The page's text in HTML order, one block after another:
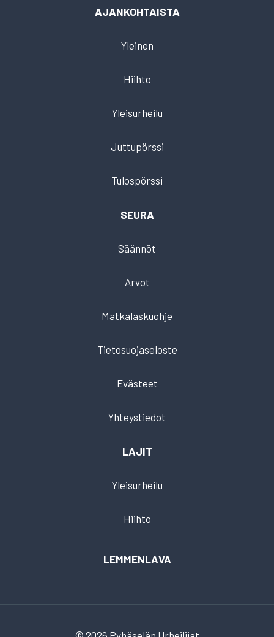
AJANKOHTAISTA
Yleinen
Hiihto
Yleisurheilu
Juttupörssi
Tulospörssi
SEURA
Säännöt
Arvot
Matkalaskuohje
Tietosuojaseloste
Evästeet
Yhteystiedot
LAJIT
Yleisurheilu
Hiihto
LEMMENLAVA